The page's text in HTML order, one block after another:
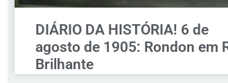
DIÁRIO DA HISTÓRIA! 6 de
agosto de 1905: Rondon em
Brilhante